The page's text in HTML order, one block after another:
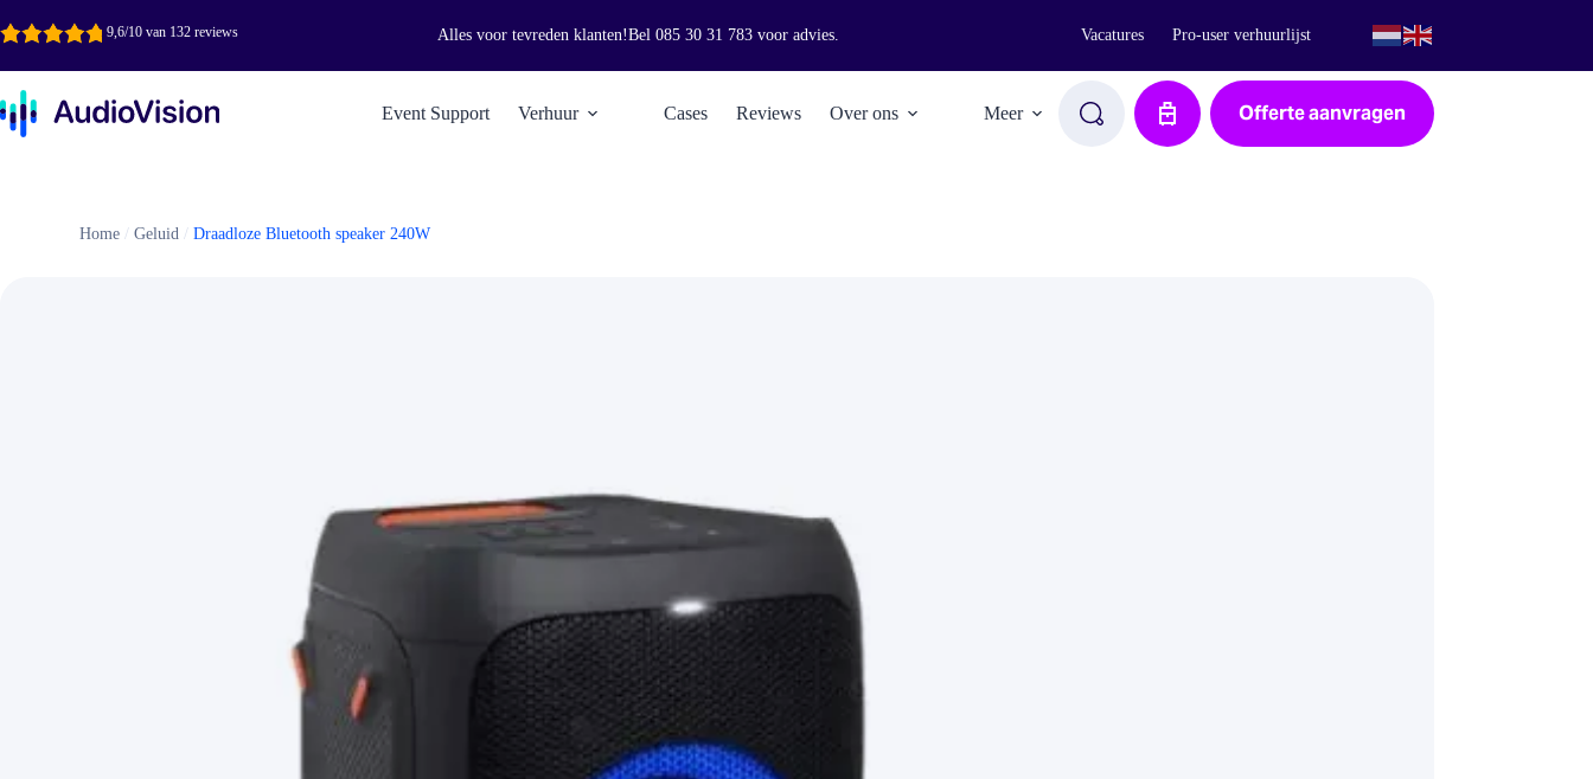
naar
inhoud
9,6/10 van 132 reviews Alles voor tevreden klanten!Bel 085 30 31 783voor advies. Vacatures Pro-user verhuurlijst
Event Support Verhuur Cases Reviews Over ons Meer Aanvraag Offerte aanvragen
Home /Geluid /Draadloze Bluetooth speaker 240W